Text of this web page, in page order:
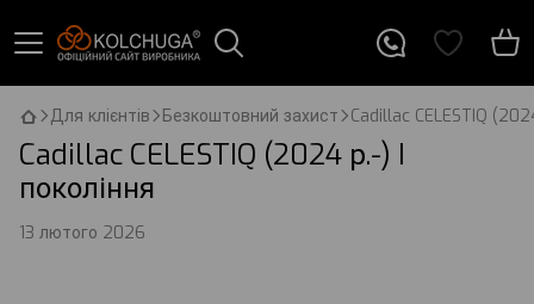
Для клієнтів Безкоштовний захист Cadillac CELESTIQ
Cadillac CELESTIQ (2024 р.-) I
покоління
13 лютого 2026